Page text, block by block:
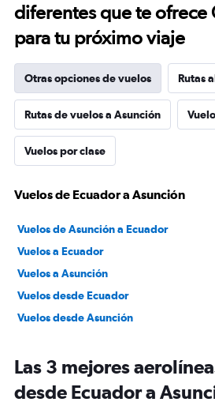
diferentes que te ofrece
para tu próximo viaje
Otras opciones de vuelos Rutas
Rutas de vuelos a Asunción
Vuelos por clase
Vuelos de Ecuador a Asunción
Vuelos de Asunción a Ecuador
Vuelos a Ecuador
Vuelos a Asunción
Vuelos desde Ecuador
Vuelos desde Asunción
Las 3 mejores
desde Ecuador a